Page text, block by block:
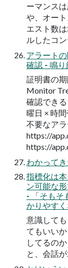
ーマンス
や、オー
エスト数
ルしたコ
アラート
確認 - 鳴
証明書の
Monitor
確認でき
曜日 × 時
不要なア
https://
https://
わかって
指標化は
ン可能な
- 「そもそ
かりやす
意識して
てもいい
してるの
と、会話